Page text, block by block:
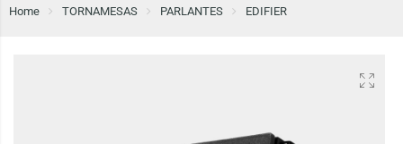
Home TORNAMESAS PARLANTES EDIFIER